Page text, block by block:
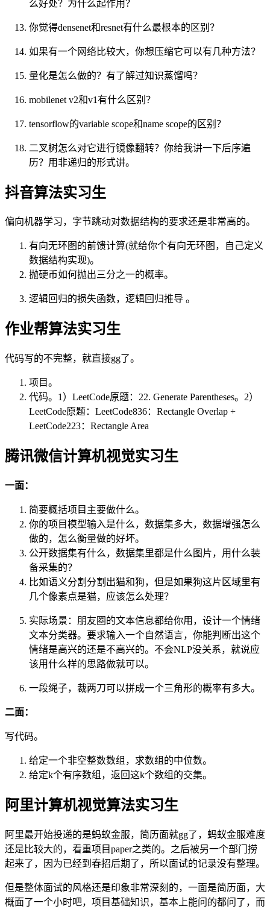
么好处？为什么起作用？
你觉得densenet和resnet有什么最根本的区别？
如果有一个网络比较大，你想压缩它可以有几种方法？
量化是怎么做的？有了解过知识蒸馏吗？
mobilenet v2和v1有什么区别？
tensorflow的variable scope和name scope的区别？
二叉树怎么对它进行镜像翻转？你给我讲一下后序遍
历？用非递归的形式讲。
抖音算法实习生
偏向机器学习，字节跳动对数据结构的要求还是非常高的。
有向无环图的前馈计算(就给你个有向无环图，自己定义
数据结构实现)。
抛硬币如何抛出三分之一的概率。
逻辑回归的损失函数，逻辑回归推导 。
作业帮算法实习生
代码写的不完整，就直接gg了。
项目。
代码。1）LeetCode原题：22. Generate Parentheses。2）
LeetCode原题：LeetCode836：Rectangle Overlap +
LeetCode223：Rectangle Area
腾讯微信计算机视觉实习生
一面：
简要概括项目主要做什么。
你的项目模型输入是什么，数据集多大，数据增强怎么
做的，怎么衡量做的好坏。
公开数据集有什么，数据集里都是什么图片，用什么装
备采集的？
比如语义分割分割出猫和狗，但是如果狗这片区域里有
几个像素点是猫，应该怎么处理？
实际场景：朋友圈的文本信息都给你用，设计一个情绪
文本分类器。要求输入一个自然语言，你能判断出这个
情绪是高兴的还是不高兴的。不会NLP没关系，就说应
该用什么样的思路做就可以。
一段绳子，裁两刀可以拼成一个三角形的概率有多大。
二面：
写代码。
给定一个非空整数数组，求数组的中位数。
给定k个有序数组，返回这k个数组的交集。
阿里计算机视觉算法实习生
阿里最开始投递的是蚂蚁金服，简历面就gg了，蚂蚁金服难度
还是比较大的，看重项目paper之类的。之后被另一个部门捞
起来了，因为已经到春招后期了，所以面试的记录没有整理。
但是整体面试的风格还是印象非常深刻的，一面是简历面，大
概面了一个小时吧，项目基础知识，基本上能问的都问了，而